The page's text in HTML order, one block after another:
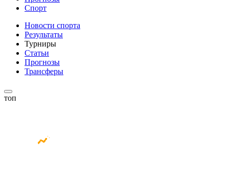
Спорт
Новости спорта
Результаты
Турниры
Статьи
Прогнозы
Трансферы
топ